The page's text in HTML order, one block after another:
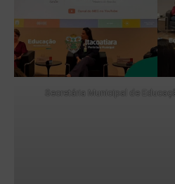
Secretária Municipal de